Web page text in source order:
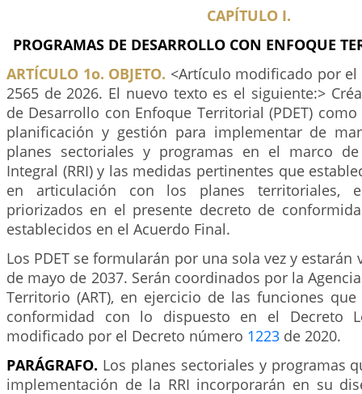
CAPÍTULO I.
PROGRAMAS DE DESARROLLO CON ENFOQUE
ARTÍCULO 1o. OBJETO. <Artículo modificado por
2565 de 2026. El nuevo texto es el siguiente:>
de Desarrollo con Enfoque Territorial (PDET)
planificación y gestión para implementar de
planes sectoriales y programas en el marco
Integral (RRI) y las medidas pertinentes que
en articulación con los planes territoriales,
priorizados en el presente decreto de
establecidos en el Acuerdo Final.
Los PDET se formularán por una sola vez y estarán
de mayo de 2037. Serán coordinados por la
Territorio (ART), en ejercicio de las funciones
conformidad con lo dispuesto en el Decreto
modificado por el Decreto número 1223 de 2020.
PARÁGRAFO. Los planes sectoriales y programas
implementación de la RRI incorporarán en su